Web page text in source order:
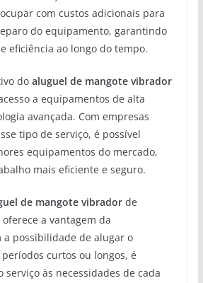
com custos adicionais para
do equipamento, garantindo
eficiência ao longo do tempo.
do aluguel de mangote vibrador
a equipamentos de alta
avançada. Com empresas
tipo de serviço, é possível
equipamentos do mercado,
mais eficiente e seguro.
de mangote vibradorde
a vantagem da
a possibilidade de alugar o
curtos ou longos, é
serviço às necessidades de cada